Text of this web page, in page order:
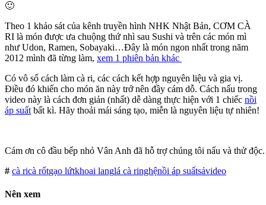
🙂
Theo 1 khảo sát của kênh truyền hình NHK Nhật Bản, CƠM CÀ
RI là món được ưa chuộng thứ nhì sau Sushi và trên các món mì
như Udon, Ramen, Sobayaki…Đây là món ngon nhất trong năm
2012 mình đã từng làm, xem 1 phiên bản khác
Có vô số cách làm cà ri, các cách kết hợp nguyên liệu và gia vị.
Điều đó khiến cho món ăn này trở nên đầy cám dỗ. Cách nấu trong
video này là cách đơn giản (nhất) dễ dàng thực hiện với 1 chiếc nồi
áp suất bất kì. Hãy thoải mái sáng tạo, miễn là nguyên liệu tự nhiên!
Cám ơn cô đầu bếp nhỏ Vân Anh đã hỗ trợ chúng tôi nấu và thử độc.
# cà ricà rốtgạo lứtkhoai langlá cà ringhệnồi áp suấtsảvideo
Nên xem